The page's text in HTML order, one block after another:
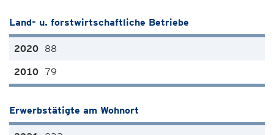
Land- u. forstwirtschaftliche Betriebe
88
79
Erwerbstätigte am Wohnort